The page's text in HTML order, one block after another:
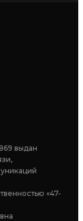
выдан
«47-